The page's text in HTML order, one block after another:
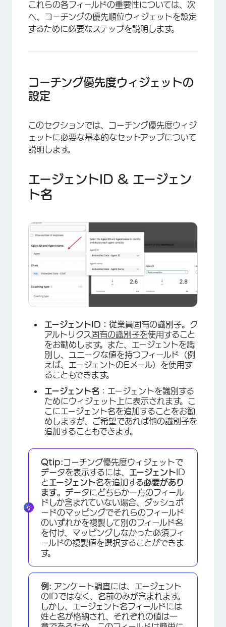
これらの各フィールドの重要性については、次
へ、コーチングの優先順位ウィジェットを設定
するために必要なステップを説明します。
コーチング優先度ウィジェットの
設定
このセクションでは、コーチング優先度ウィジ
ェットに必要な基本的なセットアップについて
説明します。
エージェントID & エージェン
ト名
×
エージェントID： 従業員固有の識別子。ク
アルトリクス 固有の識別子を使用すること
をお勧めします。また、エージェントを識
別し、ユニークな値を持つフィールド（例
えば、エージェントのEメール）を使用す
ることもできます。
エージェント名 ：エージェントを識別する
ためにウィジェット上に表示されます。こ
こにエージェント名を追加することをお勧
めしますが、ご希望であれば他の識別子を
追加することもできます。
Qtip:コーチング優先度ウィジェットで
データを表示するには、
エージェント ID
と エージェント名を追加する必要があり
ます。データにどちらか一方のフィール
ドしか含まれていない場合、ダッシュボ
ードのマッピングでそれらのフィールド
のいずれかを複製して別のフィールド名
を付け、マッピングしなかった必須フィ
ールドの複製値を選択することができま
す。
例: アンケート調査には、エージェント
のIDではなく、名前のみが含まれます。
しかし、エージェント名フィールドには
姓と名が格納され、それぞれの値は一